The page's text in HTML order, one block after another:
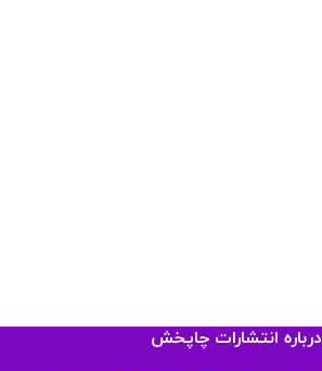
درباره انتشارات چاپخش